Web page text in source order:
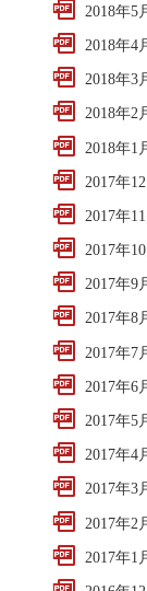
2018年5
2018年4
2018年3
2018年2
2018年1
2017年
2017年
2017年
2017年9
2017年8
2017年7
2017年6
2017年5
2017年4
2017年3
2017年2
2017年1